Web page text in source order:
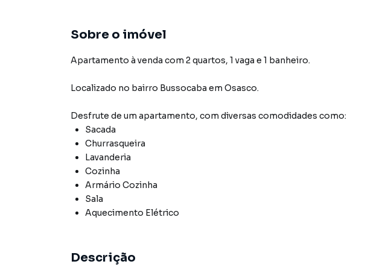
Sobre o imóvel
Apartamento à venda com 2 quartos, 1 vaga e 1 banheiro.
Localizado no bairro Bussocaba em Osasco.
Desfrute de um apartamento, com diversas comodidades como:
Sacada
Churrasqueira
Lavanderia
Cozinha
Armário Cozinha
Sala
Aquecimento Elétrico
Descrição